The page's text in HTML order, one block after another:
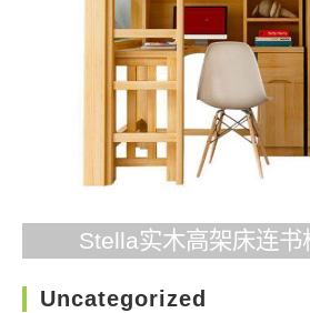
Stella实木高架床连书
Uncategorized